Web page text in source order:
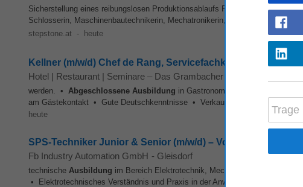
Sicherstellung eines reibungslosen Produktionsablaufs Profil Fachliche
Schlosserin, Maschinenbautechnikerin, Mechatronikerin, Betriebselektrikerin,
stepstone.at - heute
Kellner (m/w/d) Chef de Rang, Servicefachkraft
Hotel | Restaurant | Seminare – Das Grambacher ****
werden. • Abgeschlossene Ausbildung in Gastronomie/Hotellerie von
am Gästekontakt • Gute Deutschkenntnisse • Verkaufstalent,
heute
SPS-Techniker Junior & Senior (m/w/d) – Vollzeit
Fb Industry Automation GmbH - Gleisdorf
technische Ausbildung im Bereich Elektrotechnik, Mechatronik oder
• Elektrotechnisches Verständnis und Praxis in der Anwendung von SPS,